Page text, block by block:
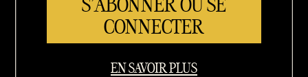
CONNECTER
EN SAVOIR PLUS